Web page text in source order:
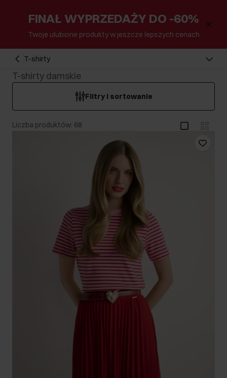
FINAŁ WYPRZEDAŻY DO -60%
Twoje ulubione produkty w jeszcze lepszych cenach
T-shirty
T-shirty damskie
Filtry i sortowanie
Liczba produktów: 68